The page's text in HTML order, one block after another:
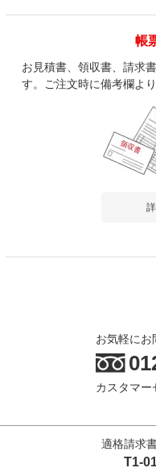
帳
お見積書、領収書、請求
す。ご注文時に備考欄よ
お気軽にお
カスタマー
適格請求
T1-